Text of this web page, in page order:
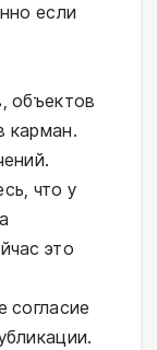
если
объектов
карман.
что у
это
согласие